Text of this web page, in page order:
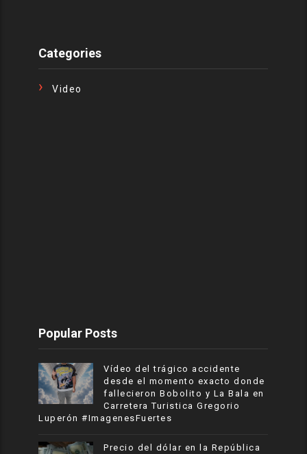
Categories
Video
Popular Posts
Vídeo del trágico accidente
desde el momento exacto donde
fallecieron Bobolito y La Bala en
Carretera Turistica Gregorio
Luperón #ImagenesFuertes
Precio del dólar en la República